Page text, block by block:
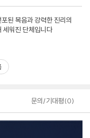
된 복음과 강력한 진리의
세워진 단체입니다
문의/기대평 0